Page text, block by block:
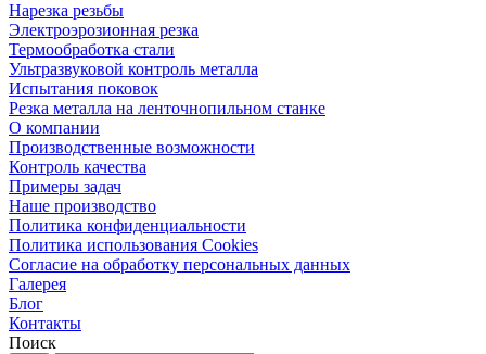
Нарезка резьбы
Электроэрозионная резка
Термообработка стали
Ультразвуковой контроль металла
Испытания поковок
Резка металла на ленточнопильном станке
О компании
Производственные возможности
Контроль качества
Примеры задач
Наше производство
Политика конфиденциальности
Политика использования Cookies
Согласие на обработку персональных данных
Галерея
Блог
Контакты
Поиск